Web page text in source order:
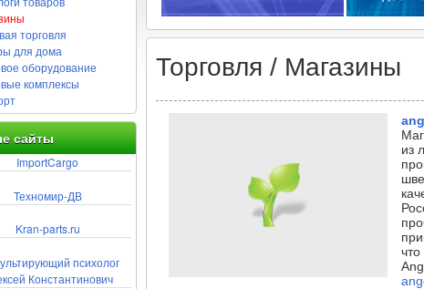
торговля
для дома
оборудование
комплексы
сайты
ImportCargo
Техномир-ДВ
Kran-parts.ru
психолог
Константинович
Торговля / Магазины
из